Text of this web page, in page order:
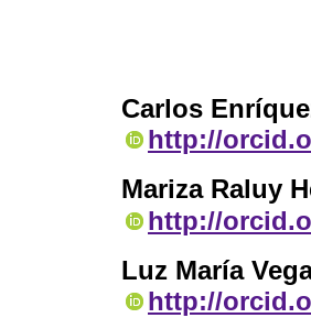
Carlos
http://
Mariza Raluy
http://
Luz María
http://